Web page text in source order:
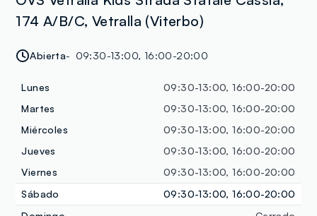
174 A/B/C, Vetralla (Viterbo)
Abierta 09:30-13:00, 16:00-20:00
Lunes
09:30-13:00, 16:00-20:00
Martes
09:30-13:00, 16:00-20:00
Miércoles
09:30-13:00, 16:00-20:00
Jueves
09:30-13:00, 16:00-20:00
Viernes
09:30-13:00, 16:00-20:00
Sábado
09:30-13:00, 16:00-20:00